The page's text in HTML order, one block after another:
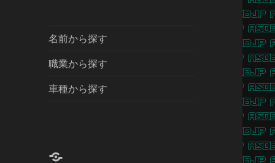
名前から探す
職業から探す
車種から探す
X